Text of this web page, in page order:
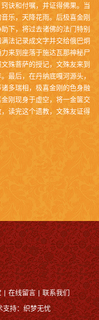
诀和付嘱，并证得佛果。当
乐，天降花雨。后极喜金刚
下，将过去诸佛的法门特别
法记录成文字并交给俄巴炯
来到座落于施达瓦那神秘尸
殊菩萨的授记，文殊友来到
最后，在丹纳底嘎河源头，
多瑞相，极喜金刚的色身融
刚现身于虚空，将一金箧交
读完这个遗教，文殊友证得
| 在线留言 | 联系我们
支持：织梦无忧